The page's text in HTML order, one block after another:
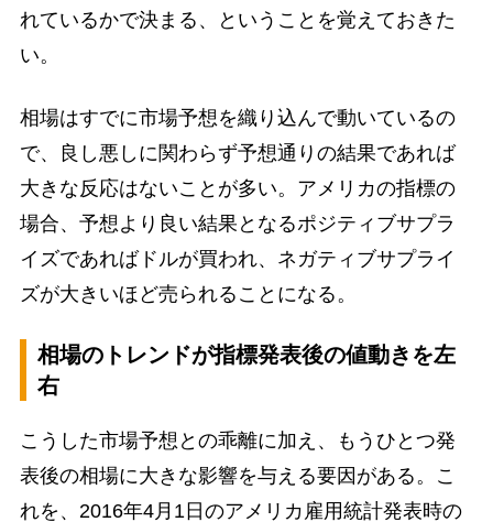
れているかで決まる、ということを覚えておきた
い。
相場はすでに市場予想を織り込んで動いているの
で、良し悪しに関わらず予想通りの結果であれば
大きな反応はないことが多い。アメリカの指標の
場合、予想より良い結果となるポジティブサプラ
イズであればドルが買われ、ネガティブサプライ
ズが大きいほど売られることになる。
相場のトレンドが指標発表後の値動きを左
右
こうした市場予想との乖離に加え、もうひとつ発
表後の相場に大きな影響を与える要因がある。こ
れを、2016年4月1日のアメリカ雇用統計発表時の